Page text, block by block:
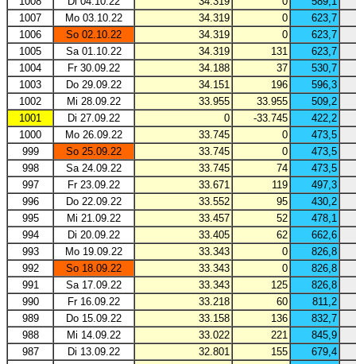
1007
Mo 03.10.22 34.319 0
623,7
1006
So 02.10.22 34.319 0
623,7
1005
Sa 01.10.22 34.319 131
623,7
1004
Fr 30.09.22 34.188 37
530,7
1003
Do 29.09.22 34.151 196
596,3
1002
Mi 28.09.22 33.955 33.955
509,2
1001
Di 27.09.22 0 -33.745
422,2
1000
Mo 26.09.22 33.745 0
473,5
999
So 25.09.22 33.745 0
473,5
998
Sa 24.09.22 33.745 74
473,5
997
Fr 23.09.22 33.671 119
497,3
996
Do 22.09.22 33.552 95
430,2
995
Mi 21.09.22 33.457 52
478,1
994
Di 20.09.22 33.405 62
662,6
993
Mo 19.09.22 33.343 0
826,8
992
So 18.09.22 33.343 0
826,8
991
Sa 17.09.22 33.343 125
826,8
990
Fr 16.09.22 33.218 60
811,2
989
Do 15.09.22 33.158 136
832,7
988
Mi 14.09.22 33.022 221
845,9
987
Di 13.09.22 32.801 155
679,4